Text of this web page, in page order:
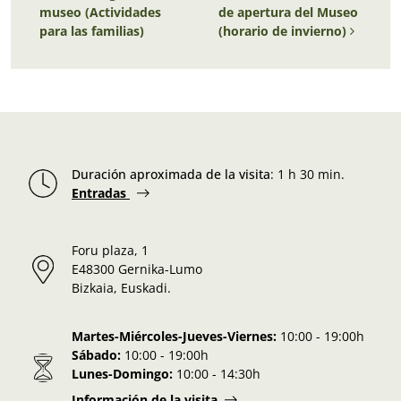
museo (Actividades
para las familias)
de apertura del Museo
(horario de invierno)
Duración aproximada de la visita: 1 h 30 min.
Entradas
Foru plaza, 1
E48300 Gernika-Lumo
Bizkaia, Euskadi.
Martes-Miércoles-Jueves-Viernes: 10:00 - 19:00h
Sábado: 10:00 - 19:00h
Lunes-Domingo: 10:00 - 14:30h